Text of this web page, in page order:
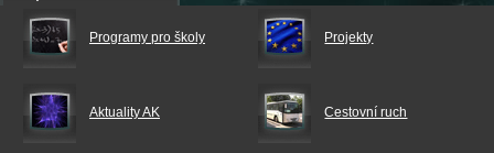
Programy pro školy Projekty
Aktuality AK Cestovní ruch